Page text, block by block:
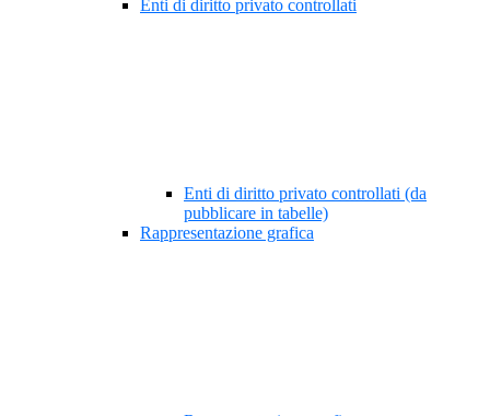
Enti di diritto privato controllati
Enti di diritto privato controllati (da
pubblicare in tabelle)
Rappresentazione grafica